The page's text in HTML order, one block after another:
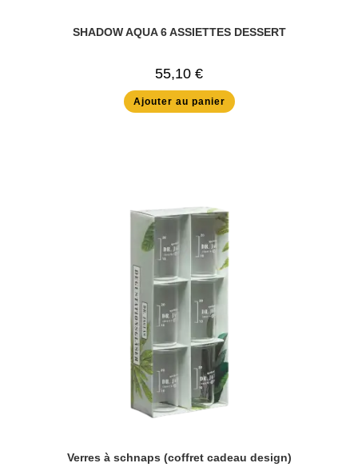
SHADOW AQUA 6 ASSIETTES DESSERT
55,10 €
Ajouter au panier
Verres à schnaps (coffret cadeau design)